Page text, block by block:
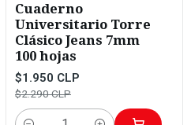
Cuaderno
Universitario Torre
Clásico Jeans 7mm
100 hojas
$1.950 CLP
$2.290 CLP